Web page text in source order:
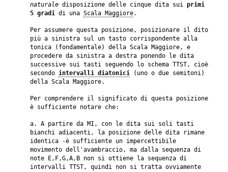
naturale disposizione delle cinque dita sui primi
5 gradi di una Scala Maggiore.
Per assumere questa posizione, posizionare il dito
più a sinistra sul un tasto corrispondente alla
tonica (fondamentale) della Scala Maggiore, e
procedere da sinistra a destra ponendo le dita
successive sui tasti seguendo lo schema TTST, cioè
secondo intervalli diatonici (uno o due semitoni)
della Scala Maggiore.
Per comprendere il significato di questa posizione
è sufficiente notare che:
a. A partire da MI, con le dita sui soli tasti
bianchi adiacenti, la posizione delle dita rimane
identica -è sufficiente un impercettibile
movimento dell'avambraccio, ma dalla sequenza di
note E,F,G,A,B non si ottiene la sequenza di
intervalli TTST, quindi non si tratta ovviamente